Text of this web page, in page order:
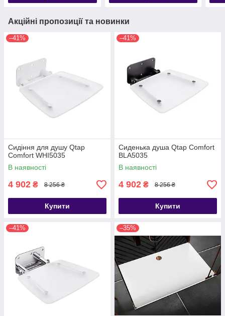
Акційні пропозиції та новинки
–41%
Сидіння для душу Qtap
Comfort WHI5035
В наявності
4 902 ₴ 8 256 ₴
Купити
–41%
Сиденька душа Qtap Comfort
BLA5035
В наявності
4 902 ₴ 8 256 ₴
Купити
–41% –35%